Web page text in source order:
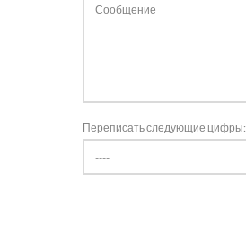
Переписать следующие цифры: